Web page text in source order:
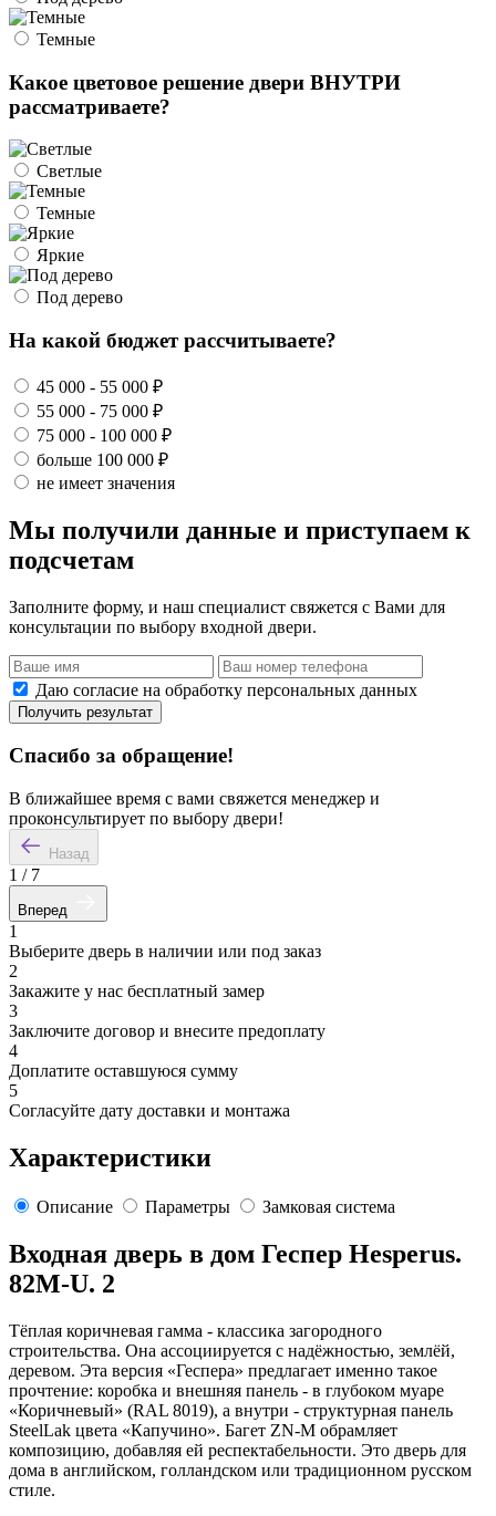
Темные
Какое цветовое решение двери ВНУТРИ
рассматриваете?
Светлые
Темные
Яркие
Под дерево
На какой бюджет рассчитываете?
45 000 - 55 000 ₽
55 000 - 75 000 ₽
75 000 - 100 000 ₽
больше 100 000 ₽
не имеет значения
Мы получили данные и приступаем к
подсчетам
Заполните форму, и наш специалист свяжется с Вами для
консультации по выбору входной двери.
Даю согласие на обработку персональных данных
Получить результат
Спасибо за обращение!
В ближайшее время с вами свяжется менеджер и
проконсультирует по выбору двери!
Назад
1 / 7
Вперед
1
Выберите дверь в наличии или под заказ
2
Закажите у нас бесплатный замер
3
Заключите договор и внесите предоплату
4
Доплатите оставшуюся сумму
5
Согласуйте дату доставки и монтажа
Характеристики
Описание Параметры Замковая система
Входная дверь в дом Геспер Hesperus.
82M-U. 2
Тёплая коричневая гамма - классика загородного
строительства. Она ассоциируется с надёжностью, землёй,
деревом. Эта версия «Геспера» предлагает именно такое
прочтение: коробка и внешняя панель - в глубоком муаре
«Коричневый» (RAL 8019), а внутри - структурная панель
SteelLak цвета «Капучино». Багет ZN-M обрамляет
композицию, добавляя ей респектабельности. Это дверь для
дома в английском, голландском или традиционном русском
стиле.